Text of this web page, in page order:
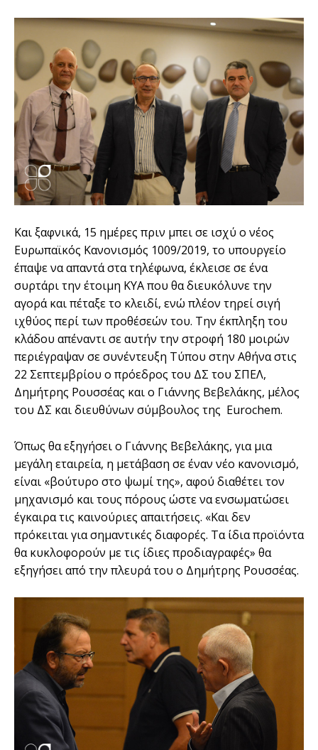
Και ξαφνικά, 15 ημέρες πριν μπει σε ισχύ ο νέος
Ευρωπαϊκός Κανονισμός 1009/2019, το υπουργείο
έπαψε να απαντά στα τηλέφωνα, έκλεισε σε ένα
συρτάρι την έτοιμη ΚΥΑ που θα διευκόλυνε την
αγορά και πέταξε το κλειδί, ενώ πλέον τηρεί σιγή
ιχθύος περί των προθέσεών του. Την έκπληξη του
κλάδου απέναντι σε αυτήν την στροφή 180 μοιρών
περιέγραψαν σε συνέντευξη Τύπου στην Αθήνα στις
22 Σεπτεμβρίου ο πρόεδρος του ΔΣ του ΣΠΕΛ,
Δημήτρης Ρουσσέας και ο Γιάννης Βεβελάκης, μέλος
του ΔΣ και διευθύνων σύμβουλος της Eurochem.
Όπως θα εξηγήσει ο Γιάννης Βεβελάκης, για μια
μεγάλη εταιρεία, η μετάβαση σε έναν νέο κανονισμό,
είναι «βούτυρο στο ψωμί της», αφού διαθέτει τον
μηχανισμό και τους πόρους ώστε να ενσωματώσει
έγκαιρα τις καινούριες απαιτήσεις. «Και δεν
πρόκειται για σημαντικές διαφορές. Τα ίδια προϊόντα
θα κυκλοφορούν με τις ίδιες προδιαγραφές» θα
εξηγήσει από την πλευρά του ο Δημήτρης Ρουσσέας.